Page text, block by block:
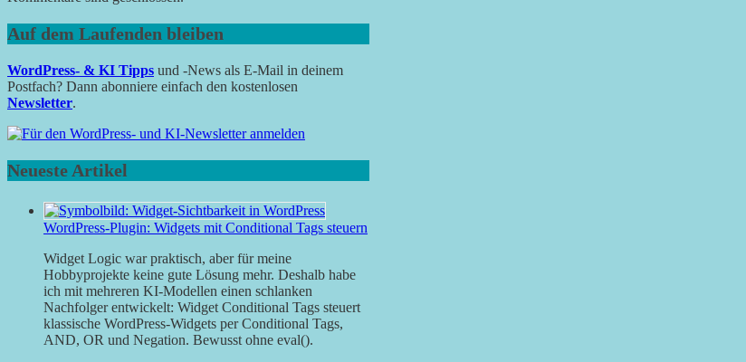
Auf dem Laufenden bleiben
WordPress- & KI Tipps und -News als E-Mail in deinem
Postfach? Dann abonniere einfach den kostenlosen
Newsletter.
Neueste Artikel
WordPress-Plugin: Widgets mit Conditional Tags steuern
Widget Logic war praktisch, aber für meine
Hobbyprojekte keine gute Lösung mehr. Deshalb habe
ich mit mehreren KI-Modellen einen schlanken
Nachfolger entwickelt: Widget Conditional Tags steuert
klassische WordPress-Widgets per Conditional Tags,
AND, OR und Negation. Bewusst ohne eval().